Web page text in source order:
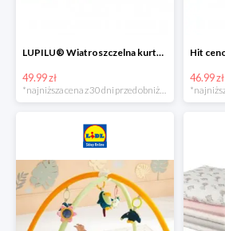
LUPILU® Wiatroszczelna kurtka dziecięca softshell, 1 sztuka
49.99 zł 46.99 zł